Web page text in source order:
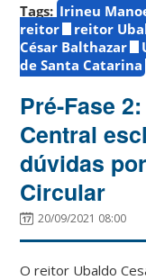
Tags: Irineu
reitor
reitor
César Balthazar
de Santa Catarina
Pré-Fase
Central
dúvidas
Circular
20/09/2021 08:00
O reitor Ubaldo